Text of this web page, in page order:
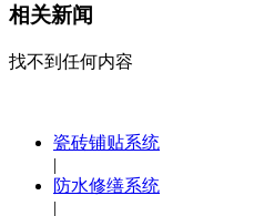
相关新闻
找不到任何内容
瓷砖铺贴系统
|
防水修缮系统
|